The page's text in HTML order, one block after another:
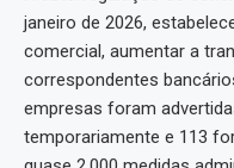
janeiro de 2026,
comercial, aumentar a
correspondentes
empresas foram
temporariamente e 113